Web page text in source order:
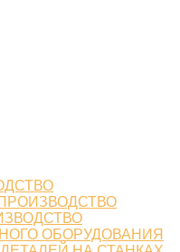
ОБОРУДОВАНИЯ